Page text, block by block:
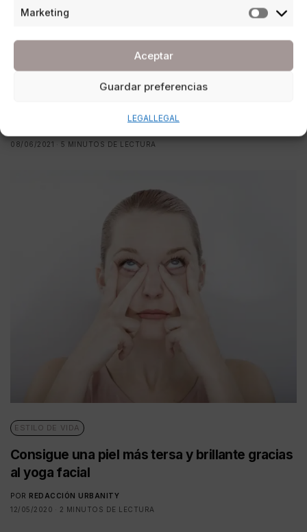
Marketing
Aceptar
Guardar preferencias
LEGALLEGAL
08/06/2021
5 MINUTOS DE LECTURA
ESTILO DE VIDA
Consigue una piel más tersa y brillante gracias
al yoga facial
POR REDACCIÓN URBANITY
12/05/2020
2 MINUTOS DE LECTURA